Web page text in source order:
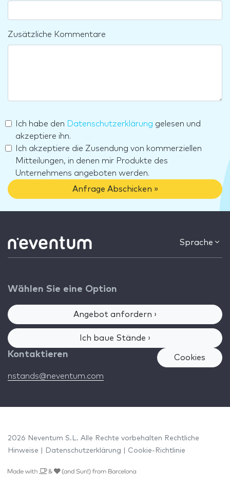
Zusätzliche Kommentare
Ich habe den Datenschutzerklärung gelesen und
akzeptiere ihn.
Ich akzeptiere die Zusendung von kommerziellen
Mitteilungen, in denen mir Produkte des
Unternehmens angeboten werden.
Anfrage Abschicken »
Sprache
Wählen Sie eine Option
Angebot anfordern ›
Ich baue Stände ›
Kontaktieren
nstands@neventum.com
Cookies
2026 Neventum S.L. Alle Rechte vorbehalten Rechtliche
Hinweise
Datenschutzerklärung Cookie-Richtlinie